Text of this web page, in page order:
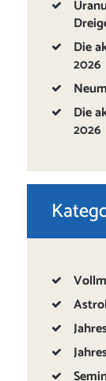
Die
2026
Die
2026